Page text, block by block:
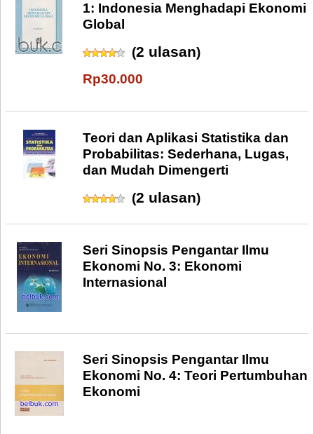
1: Indonesia Menghadapi Ekonomi
Global
(2 ulasan)
Rp30.000
Teori dan Aplikasi Statistika dan
Probabilitas: Sederhana, Lugas,
dan Mudah Dimengerti
(2 ulasan)
Seri Sinopsis Pengantar Ilmu
Ekonomi No. 3: Ekonomi
Internasional
Seri Sinopsis Pengantar Ilmu
Ekonomi No. 4: Teori Pertumbuhan
Ekonomi